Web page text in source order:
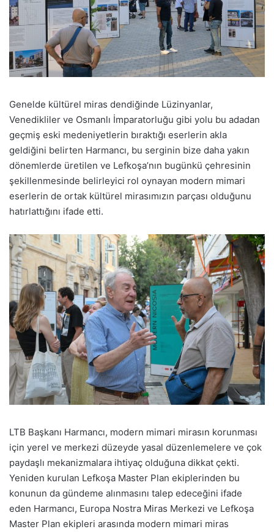
Genelde kültürel miras dendiğinde Lüzinyanlar,
Venedikliler ve Osmanlı İmparatorluğu gibi yolu bu adadan
geçmiş eski medeniyetlerin bıraktığı eserlerin akla
geldiğini belirten Harmancı, bu serginin bize daha yakın
dönemlerde üretilen ve Lefkoşa’nın bugünkü çehresinin
şekillenmesinde belirleyici rol oynayan modern mimari
eserlerin de ortak kültürel mirasımızın parçası olduğunu
hatırlattığını ifade etti.
LTB Başkanı Harmancı, modern mimari mirasın korunması
için yerel ve merkezi düzeyde yasal düzenlemelere ve çok
paydaşlı mekanizmalara ihtiyaç olduğuna dikkat çekti.
Yeniden kurulan Lefkoşa Master Plan ekiplerinden bu
konunun da gündeme alınmasını talep edeceğini ifade
eden Harmancı, Europa Nostra Miras Merkezi ve Lefkoşa
Master Plan ekipleri arasında modern mimari miras